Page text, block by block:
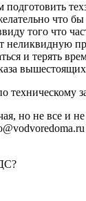
что
того что
неликвидную
и терять
техническому
но не все и